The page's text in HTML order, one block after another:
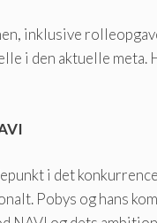
inklusive
i den aktuelle
i det
Pobys og hans